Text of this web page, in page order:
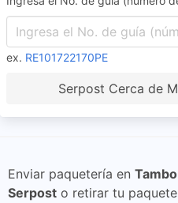
ex. RE101722170PE
Serpost Cerca de
Enviar paquetería en
Serpost o retirar tu